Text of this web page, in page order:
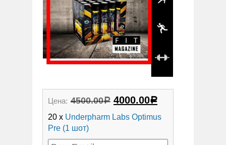
Цена: 4500.00Р 4000.00Р
20 x Underpharm Labs Optimus
Pre (1 шот)